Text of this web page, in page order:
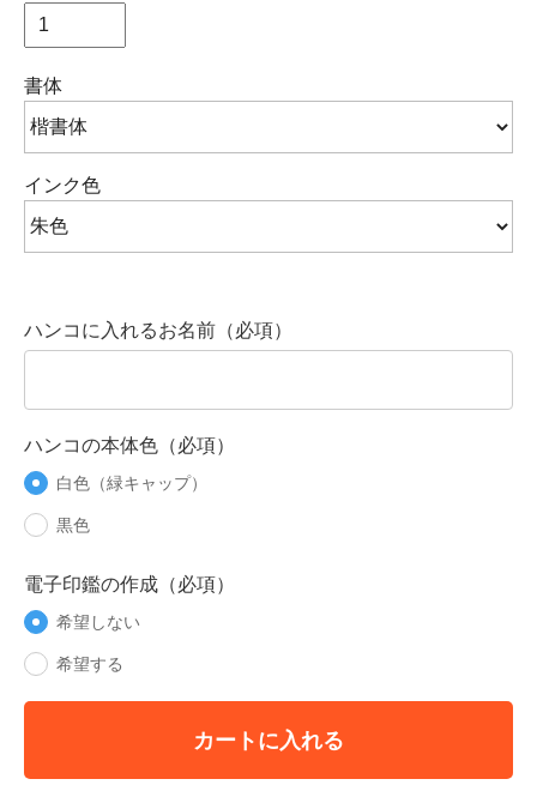
書体
インク色
ハンコに入れるお名前（必項）
ハンコの本体色（必項）
白色（緑キャップ）
黒色
電子印鑑の作成（必項）
希望しない
希望する
カートに入れる